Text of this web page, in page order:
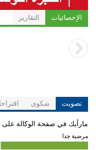
الإحصائيات التقارير
تصويت شكوى
مارأيك في صفحة الوكالة
مرضية جدا